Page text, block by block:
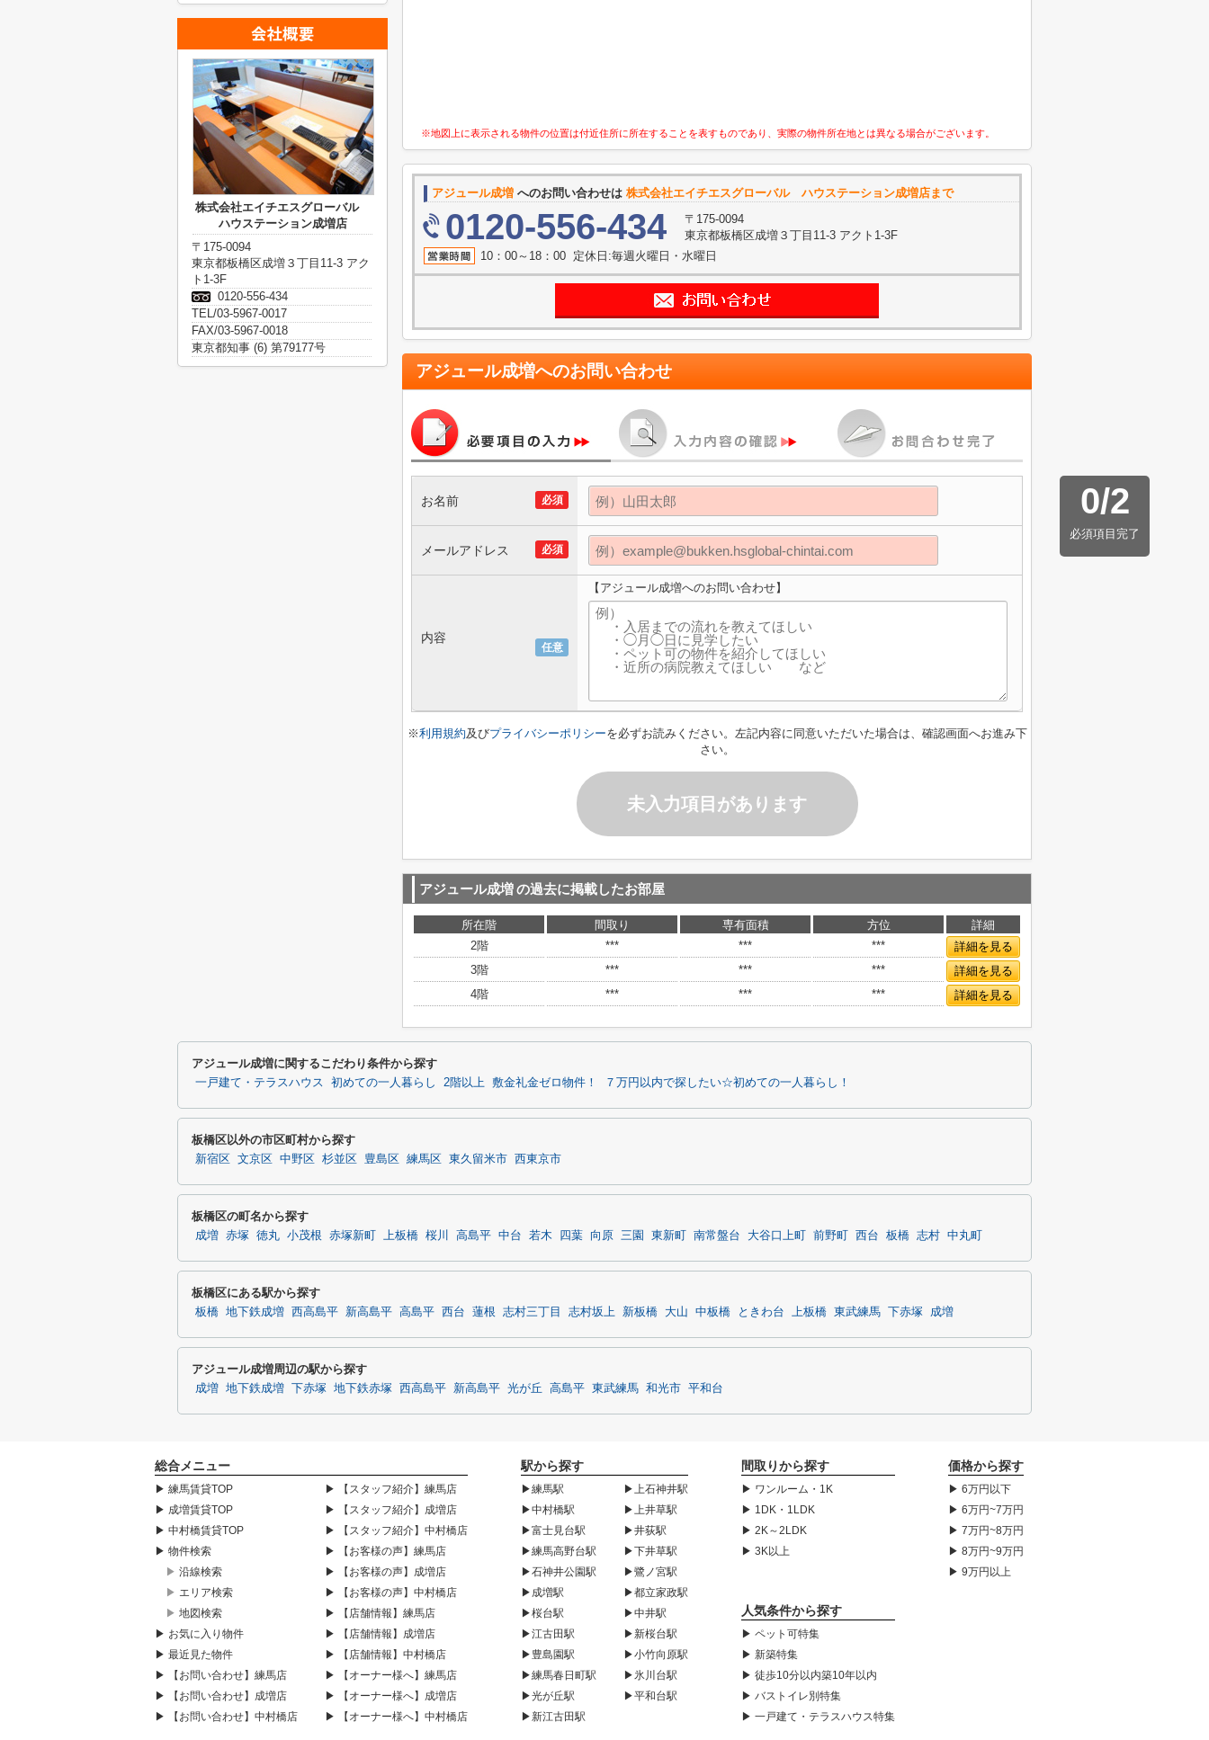
※地図上に表示される物件の位置は付近住所に所在することを表すものであり、実際の物件所在地とは異なる場合がございます。
アジュール成増 へのお問い合わせは 株式会社エイチエスグローバル ハウステーション成増店まで
0120-556-434
〒175-0094
東京都板橋区成増３丁目11-3 アクト1-3F
10：00～18：00 定休日:毎週火曜日・水曜日
アジュール成増へのお問い合わせ
0/2
必須項目完了
必須
お名前
必須
メールアドレス
任意
内容
【アジュール成増へのお問い合わせ】
※利用規約及びプライバシーポリシーを必ずお読みください。左記内容に同意いただいた場合は、確認画面へお進み下
さい。
未入力項目があります
アジュール成増の過去に掲載したお部屋
所在階 間取り 専有面積 方位
詳細
2階
*** *** ***
詳細を見る
3階
*** *** ***
詳細を見る
4階
*** *** *** 詳細を見る
株式会社エイチエスグローバル
ハウステーション成増店
〒175-0094
東京都板橋区成増３丁目11-3 アク
ト1-3F
0120-556-434
TEL/03-5967-0017
FAX/03-5967-0018
東京都知事 (6) 第79177号
アジュール成増に関するこだわり条件から探す
一戸建て・テラスハウス 初めての一人暮らし 2階以上 敷金礼金ゼロ物件！ ７万円以内で探したい☆初めての一人暮らし！
板橋区以外の市区町村から探す
新宿区 文京区 中野区 杉並区 豊島区 練馬区 東久留米市 西東京市
板橋区の町名から探す
成増 赤塚 徳丸 小茂根 赤塚新町 上板橋 桜川 高島平 中台 若木 四葉 向原 三園 東新町 南常盤台 大谷口上町 前野町 西台 板橋 志村 中丸町
板橋区にある駅から探す
板橋 地下鉄成増 西高島平 新高島平 高島平 西台 蓮根 志村三丁目 志村坂上 新板橋 大山 中板橋 ときわ台 上板橋 東武練馬 下赤塚 成増
アジュール成増周辺の駅から探す
成増 地下鉄成増 下赤塚 地下鉄赤塚 西高島平 新高島平 光が丘 高島平 東武練馬 和光市 平和台
総合メニュー
▶ 練馬賃貸TOP
▶ 成増賃貸TOP
▶ 中村橋賃貸TOP
▶ 物件検索
▶ 沿線検索
▶ エリア検索
▶ 地図検索
▶ お気に入り物件
▶ 最近見た物件
▶ 【お問い合わせ】練馬店
▶ 【お問い合わせ】成増店
▶ 【お問い合わせ】中村橋店
▶ 【スタッフ紹介】練馬店
▶ 【スタッフ紹介】成増店
▶ 【スタッフ紹介】中村橋店
▶ 【お客様の声】練馬店
▶ 【お客様の声】成増店
▶ 【お客様の声】中村橋店
▶ 【店舗情報】練馬店
▶ 【店舗情報】成増店
▶ 【店舗情報】中村橋店
▶ 【オーナー様へ】練馬店
▶ 【オーナー様へ】成増店
▶ 【オーナー様へ】中村橋店
駅から探す
▶練馬駅
▶中村橋駅
▶富士見台駅
▶練馬高野台駅
▶石神井公園駅
▶成増駅
▶桜台駅
▶江古田駅
▶豊島園駅
▶練馬春日町駅
▶光が丘駅
▶新江古田駅
▶上石神井駅
▶上井草駅
▶井荻駅
▶下井草駅
▶鷺ノ宮駅
▶都立家政駅
▶中井駅
▶新桜台駅
▶小竹向原駅
▶氷川台駅
▶平和台駅
間取りから探す
▶ ワンルーム・1K
▶ 1DK・1LDK
▶ 2K～2LDK
▶ 3K以上
人気条件から探す
▶ ペット可特集
▶ 新築特集
▶ 徒歩10分以内築10年以内
▶ バストイレ別特集
▶ 一戸建て・テラスハウス特集
価格から探す
▶ 6万円以下
▶ 6万円~7万円
▶ 7万円~8万円
▶ 8万円~9万円
▶ 9万円以上